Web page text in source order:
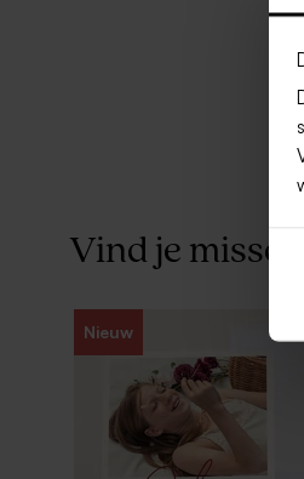
Sticker voor bellenblaas
goudkleurige confetti
Vind je
Nieuw